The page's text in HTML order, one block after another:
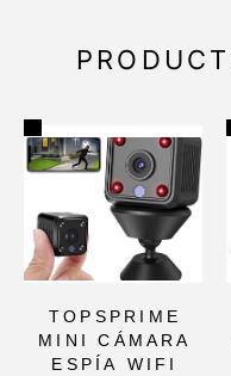
TOPSPRIME
MINI CÁMARA
ESPÍA WIFI